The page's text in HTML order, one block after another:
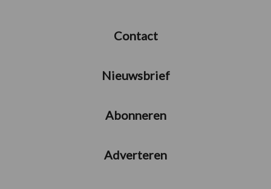
Contact
Nieuwsbrief
Abonneren
Adverteren